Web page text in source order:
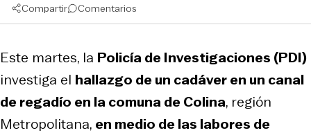
Compartir Comentarios
Este martes, la Policía de Investigaciones (PDI)
investiga el hallazgo de un cadáver en un canal
de regadío en la comuna de Colina, región
Metropolitana, en medio de las labores de